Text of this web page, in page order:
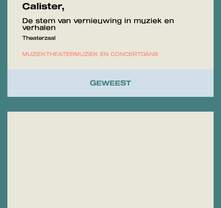
Calister,
De stem van vernieuwing in muziek en
verhalen
Theaterzaal
MUZIEKTHEATERMUZIEK EN CONCERTDANS
GEWEEST